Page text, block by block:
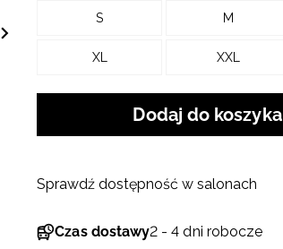
S M
XL XXL
Dodaj do koszyka
Czas dostawy2 - 4 dni robocze
Sprawdź dostępność w salonach